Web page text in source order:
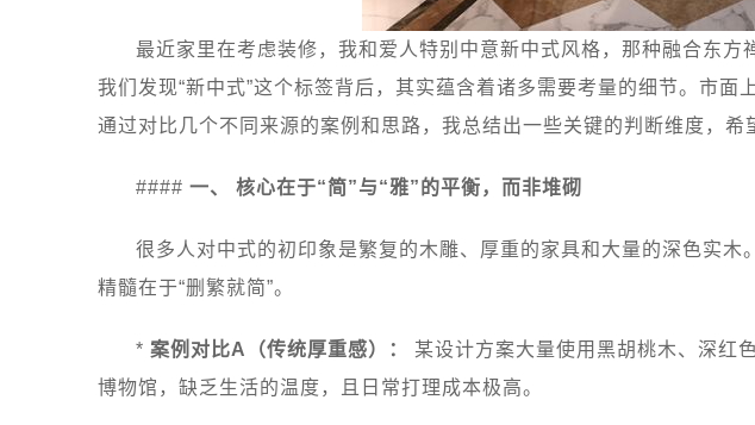
最近家里在考虑装修，我和爱人特别中意新中式风格，那种融合东
我们发现“新中式”这个标签背后，其实蕴含着诸多需要考量的细节。市
通过对比几个不同来源的案例和思路，我总结出一些关键的判断维度，希
#### 一、 核心在于“简”与“雅”的平衡，而非堆砌
很多人对中式的初印象是繁复的木雕、厚重的家具和大量的深色实
精髓在于“删繁就简”。
* 案例对比A（传统厚重感）：
某设计方案大量使用黑胡桃木、深红
博物馆，缺乏生活的温度，且日常打理成本极高。